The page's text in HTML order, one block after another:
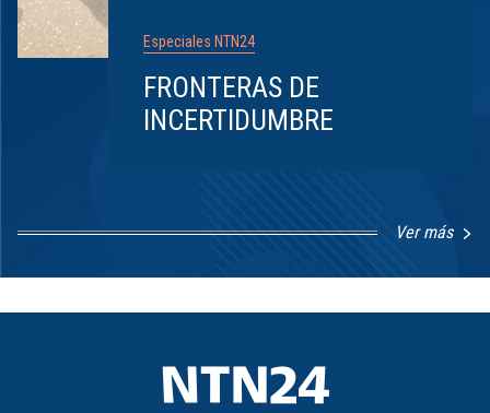
Especiales NTN24
FRONTERAS DE
INCERTIDUMBRE
Ver más
1
8